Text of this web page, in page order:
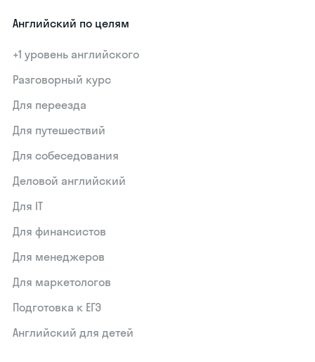
Английский по целям
+1 уровень английского
Разговорный курс
Для переезда
Для путешествий
Для собеседования
Деловой английский
Для IT
Для финансистов
Для менеджеров
Для маркетологов
Подготовка к ЕГЭ
Английский для детей